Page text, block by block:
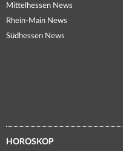
Mittelhessen News
Rhein-Main News
Südhessen News
HOROSKOP